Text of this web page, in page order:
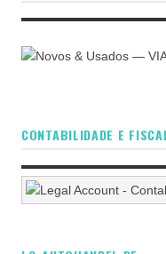
CONTABILIDADE E